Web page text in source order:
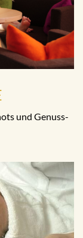
und Genuss-